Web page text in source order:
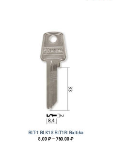
BLT-1 BLK1S BLT1R: Baltika
8.00₽ – 760.00₽Диапазон